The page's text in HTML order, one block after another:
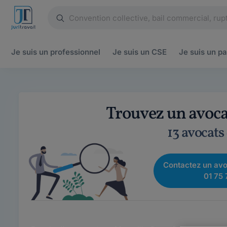
Je suis un professionnel Je suis un CSE Je suis un
Trouvez un
13
Contactez un
01 75